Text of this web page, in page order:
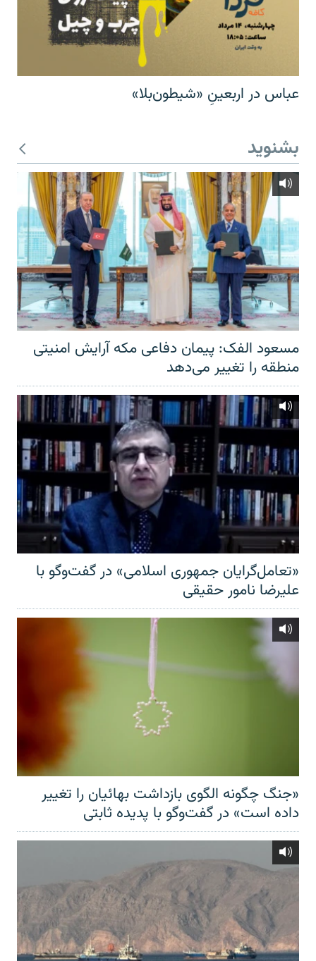
عباس در اربعینِ «شیطون‌بلا»
بشنوید
مسعود الفک: پیمان دفاعی مکه آرایش امنیتی
منطقه را تغییر می‌دهد
«تعامل‌گرایان جمهوری اسلامی» در گفت‌وگو با
علیرضا نامور حقیقی
«جنگ چگونه الگوی بازداشت بهائیان را تغییر
داده است» در گفت‌وگو با پدیده ثابتی